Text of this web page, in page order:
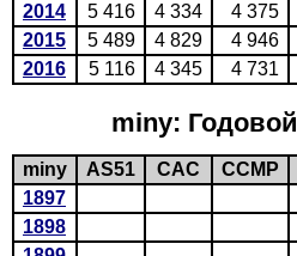
2014
5 416 4 334 4 375
2015
5 489 4 829 4 946
2016
5 116 4 345 4 731
miny:
miny AS51 CAC CCMP
1897
1898